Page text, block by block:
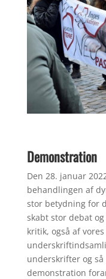
Demonstration
Den 28. januar
behandlingen af
stor betydning for
skabt stor debat
kritik, også af
underskrifter og
demonstration